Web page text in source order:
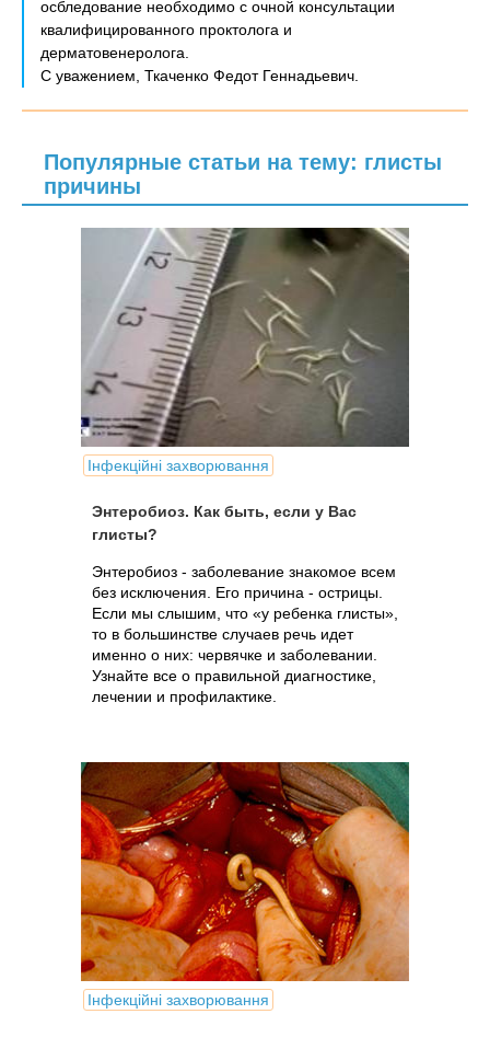
осбледование необходимо с очной консультации
квалифицированного проктолога и
дерматовенеролога.
С уважением, Ткаченко Федот Геннадьевич.
Популярные статьи на тему: глисты
причины
Інфекційні захворювання
Энтеробиоз. Как быть, если у Вас
глисты?
Энтеробиоз - заболевание знакомое всем
без исключения. Его причина - острицы.
Если мы слышим, что «у ребенка глисты»,
то в большинстве случаев речь идет
именно о них: червячке и заболевании.
Узнайте все о правильной диагностике,
лечении и профилактике.
Інфекційні захворювання